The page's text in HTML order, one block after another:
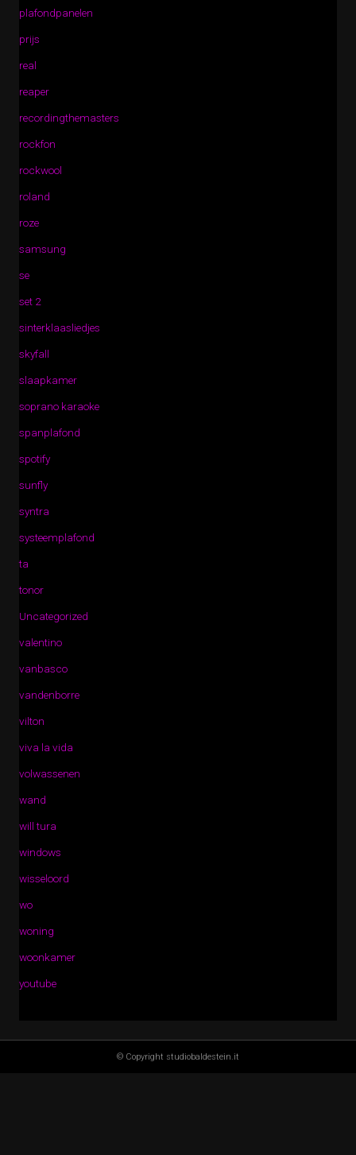
plafondpanelen
prijs
real
reaper
recordingthemasters
rockfon
rockwool
roland
roze
samsung
se
set 2
sinterklaasliedjes
skyfall
slaapkamer
soprano karaoke
spanplafond
spotify
sunfly
syntra
systeemplafond
ta
tonor
Uncategorized
valentino
vanbasco
vandenborre
vilton
viva la vida
volwassenen
wand
will tura
windows
wisseloord
wo
woning
woonkamer
youtube
© Copyright studiobaldestein.it